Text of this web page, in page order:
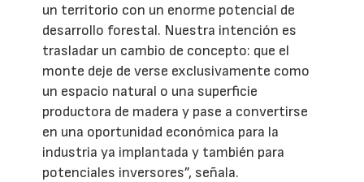
un territorio con un enorme potencial de
desarrollo forestal. Nuestra intención es
trasladar un cambio de concepto: que el
monte deje de verse exclusivamente como
un espacio natural o una superficie
productora de madera y pase a convertirse
en una oportunidad económica para la
industria ya implantada y también para
potenciales inversores”, señala.